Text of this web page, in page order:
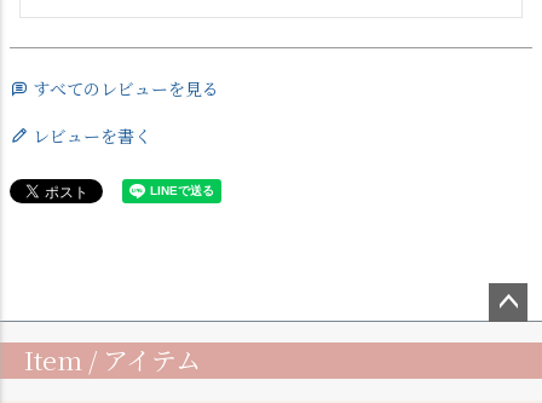
すべてのレビューを見る
レビューを書く
ップ
Item / アイテム